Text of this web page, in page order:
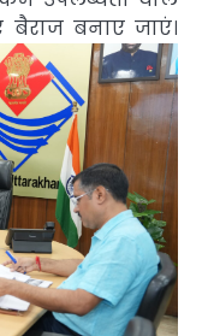
बैराज बनाए जाएं।